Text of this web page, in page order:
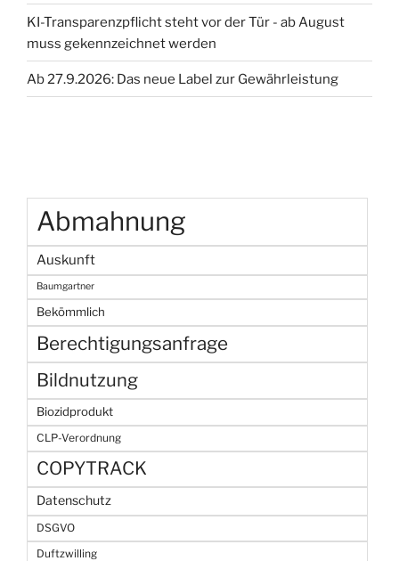
von
Testkriterien
bei
Nutzung
des
Geprüft“
Wandhalterung
TV“
KI-Transparenzpflicht steht vor der Tür - ab August
muss gekennzeichnet werden
Ab 27.9.2026: Das neue Label zur Gewährleistung
Abmahnung
Auskunft
Baumgartner
Bekömmlich
Berechtigungsanfrage
Bildnutzung
Biozidprodukt
CLP-Verordnung
COPYTRACK
Datenschutz
DSGVO
Duftzwilling